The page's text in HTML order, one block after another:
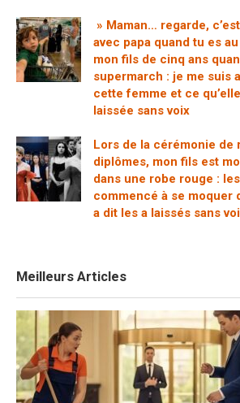
» Maman… regarde,
avec papa quand tu es
mon fils de cinq ans
supermarch : je me suis
cette femme et ce qu’elle
laissée sans voix
Lors de la cérémonie de
diplômes, mon fils est
dans une robe rouge :
commencé à se moquer
a dit les a laissés sans
Meilleurs Articles